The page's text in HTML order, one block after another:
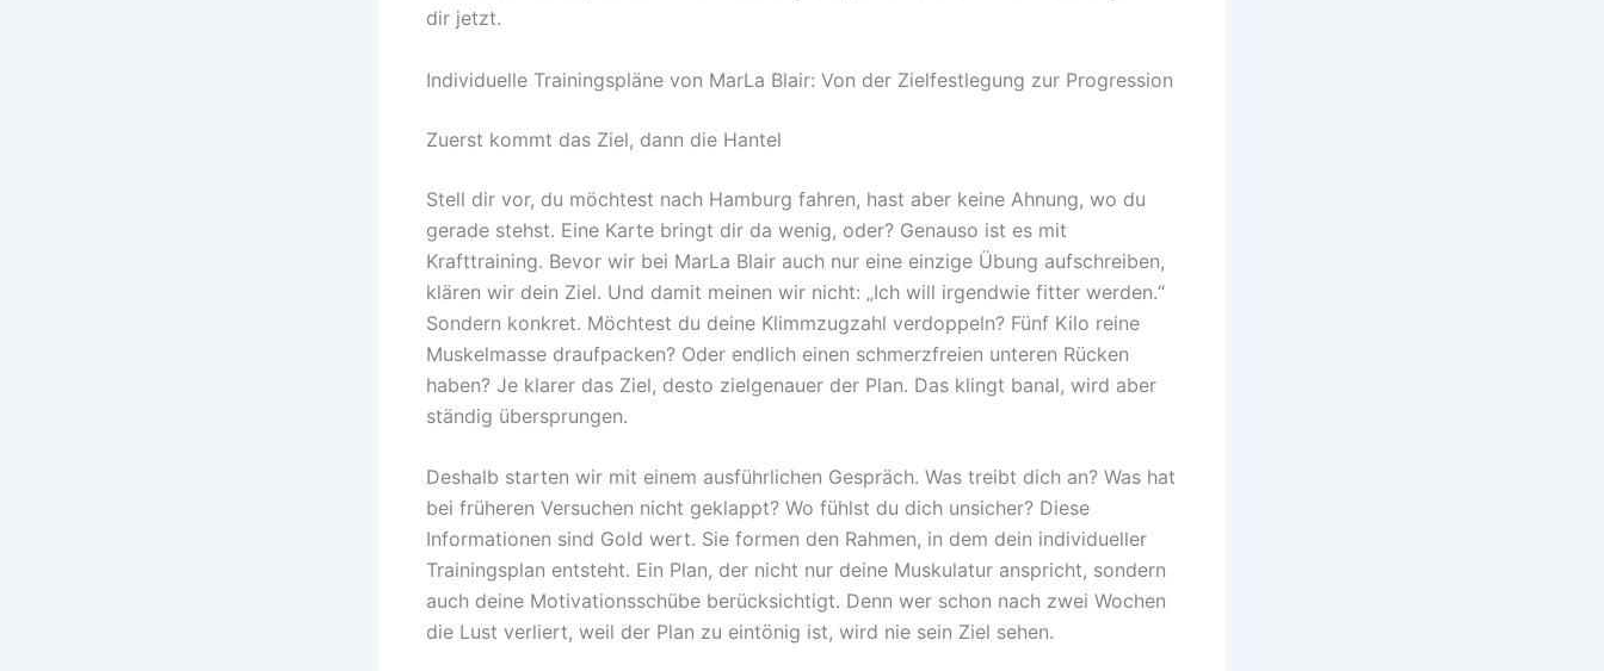
dir jetzt.
Individuelle Trainingspläne von MarLa Blair: Von der Zielfestlegung zur Progression
Zuerst kommt das Ziel, dann die Hantel
Stell dir vor, du möchtest nach Hamburg fahren, hast aber keine Ahnung, wo du
gerade stehst. Eine Karte bringt dir da wenig, oder? Genauso ist es mit
Krafttraining. Bevor wir bei MarLa Blair auch nur eine einzige Übung aufschreiben,
klären wir dein Ziel. Und damit meinen wir nicht: „Ich will irgendwie fitter werden.“
Sondern konkret. Möchtest du deine Klimmzugzahl verdoppeln? Fünf Kilo reine
Muskelmasse draufpacken? Oder endlich einen schmerzfreien unteren Rücken
haben? Je klarer das Ziel, desto zielgenauer der Plan. Das klingt banal, wird aber
ständig übersprungen.
Deshalb starten wir mit einem ausführlichen Gespräch. Was treibt dich an? Was hat
bei früheren Versuchen nicht geklappt? Wo fühlst du dich unsicher? Diese
Informationen sind Gold wert. Sie formen den Rahmen, in dem dein individueller
Trainingsplan entsteht. Ein Plan, der nicht nur deine Muskulatur anspricht, sondern
auch deine Motivationsschübe berücksichtigt. Denn wer schon nach zwei Wochen
die Lust verliert, weil der Plan zu eintönig ist, wird nie sein Ziel sehen.